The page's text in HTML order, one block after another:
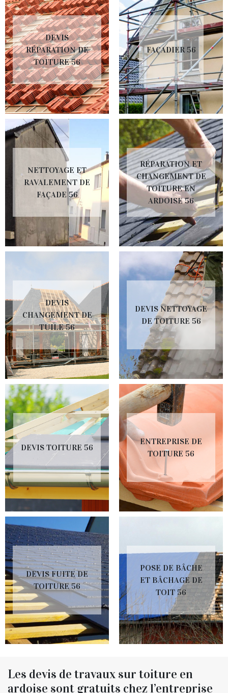
DEVIS
RÉPARATION DE
TOITURE 56
FAÇADIER 56
NETTOYAGE ET
RAVALEMENT DE
FAÇADE 56
RÉPARATION ET
CHANGEMENT DE
TOITURE EN
ARDOISE 56
DEVIS
CHANGEMENT DE
TUILE 56
DEVIS NETTOYAGE
DE TOITURE 56
DEVIS TOITURE 56
ENTREPRISE DE
TOITURE 56
DEVIS FUITE DE
TOITURE 56
POSE DE BÂCHE
ET BÂCHAGE DE
TOIT 56
Les devis de travaux sur toiture en
ardoise sont gratuits chez l’entreprise